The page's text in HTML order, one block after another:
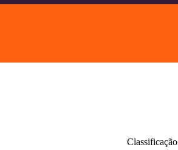
Classificação